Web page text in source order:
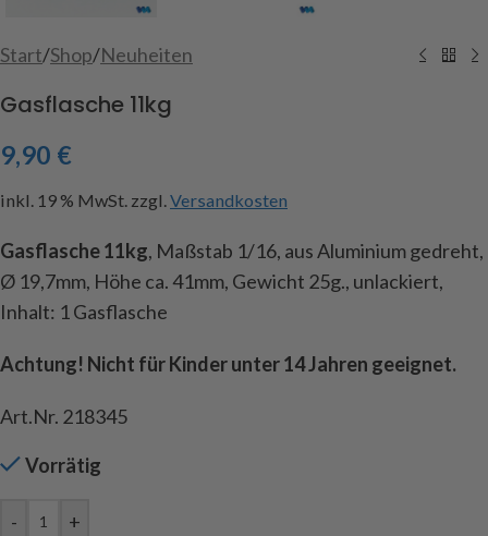
Start/Shop/Neuheiten
Gasflasche 11kg
9,90 €
inkl. 19 % MwSt. zzgl.Versandkosten
Gasflasche 11kg, Maßstab 1/16, aus Aluminium gedreht,
Ø 19,7mm, Höhe ca. 41mm, Gewicht 25g., unlackiert,
Inhalt: 1 Gasflasche
Achtung! Nicht für Kinder unter 14 Jahren geeignet.
Art.Nr. 218345
Vorrätig
- +